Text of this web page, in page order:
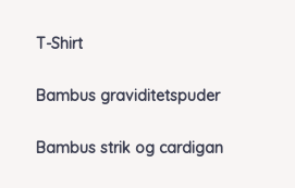
T-Shirt
Bambus graviditetspuder
Bambus strik og cardigan